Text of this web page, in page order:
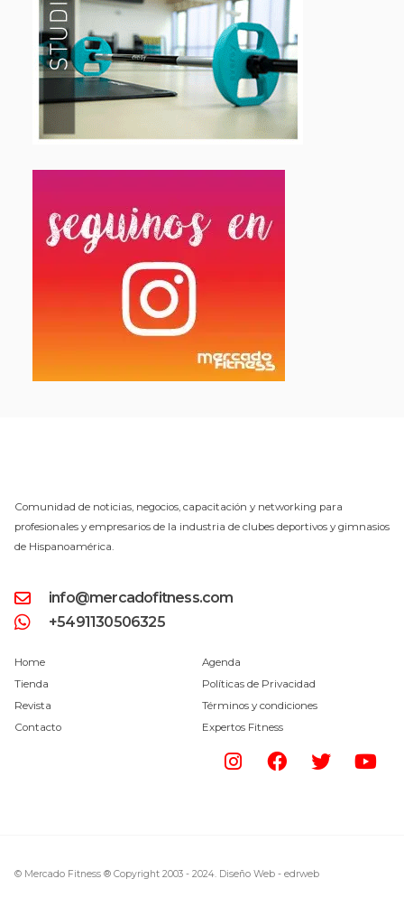
Comunidad de noticias, negocios, capacitación y networking para
profesionales y empresarios de la industria de clubes deportivos y gimnasios
de Hispanoamérica.
info@mercadofitness.com
+5491130506325
Home
Tienda
Revista
Contacto
Agenda
Políticas de Privacidad
Términos y condiciones
Expertos Fitness
© Mercado Fitness ® Copyright 2003 - 2024. Diseño Web - edrweb